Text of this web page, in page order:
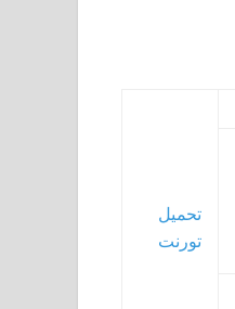
تحميل
تورنت